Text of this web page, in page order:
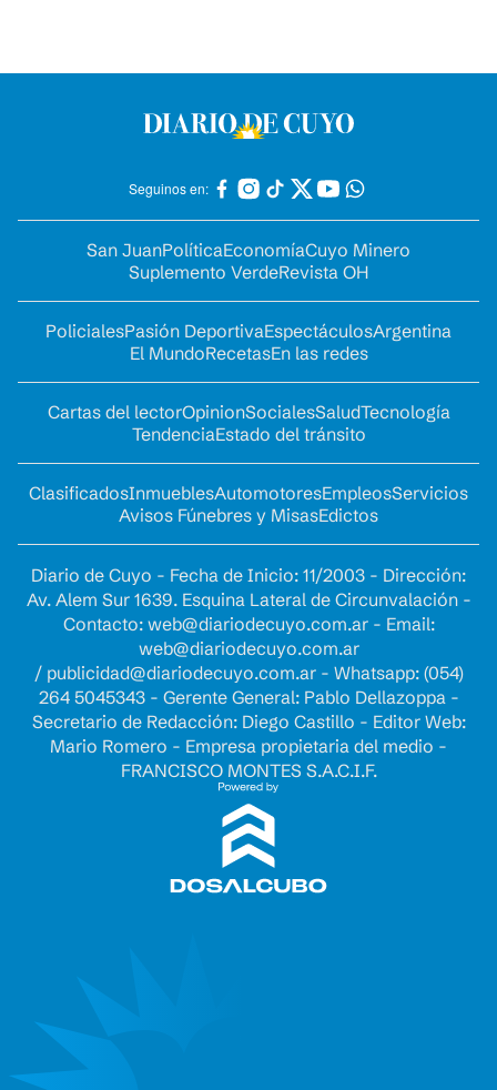
Seguinos en:
San JuanPolíticaEconomíaCuyo Minero
Suplemento VerdeRevista OH
PolicialesPasión DeportivaEspectáculosArgentina
El MundoRecetasEn las redes
Cartas del lectorOpinionSocialesSaludTecnología
TendenciaEstado del tránsito
ClasificadosInmueblesAutomotoresEmpleosServicios
Avisos Fúnebres y MisasEdictos
Diario de Cuyo - Fecha de Inicio: 11/2003 - Dirección:
Av. Alem Sur 1639. Esquina Lateral de Circunvalación -
Contacto: web@diariodecuyo.com.ar- Email:
web@diariodecuyo.com.ar
/ publicidad@diariodecuyo.com.ar- Whatsapp: (054)
264 5045343 - Gerente General: Pablo Dellazoppa -
Secretario de Redacción: Diego Castillo - Editor Web:
Mario Romero - Empresa propietaria del medio -
FRANCISCO MONTES S.A.C.I.F.